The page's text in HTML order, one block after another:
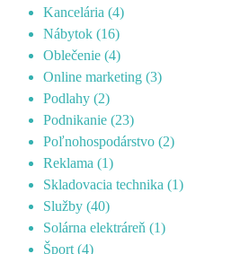
Kancelária (4)
Nábytok (16)
Oblečenie (4)
Online marketing (3)
Podlahy (2)
Podnikanie (23)
Poľnohospodárstvo (2)
Reklama (1)
Skladovacia technika (1)
Služby (40)
Solárna elektráreň (1)
Šport (4)